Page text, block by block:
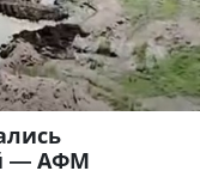
— АФМ